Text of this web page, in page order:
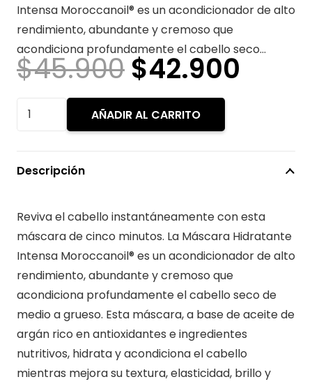
Intensa Moroccanoil® es un acondicionador de alto
rendimiento, abundante y cremoso que
acondiciona profundamente el cabello seco…
$45.900 El
precio
original
era:
$42.900
MOROCCANOIL
MÁSCARA
ULTRALIGERA
AÑADIR AL CARRITO
Descripción
Reviva el cabello instantáneamente con esta
máscara de cinco minutos. La Máscara Hidratante
Intensa Moroccanoil® es un acondicionador de alto
rendimiento, abundante y cremoso que
acondiciona profundamente el cabello seco de
medio a grueso. Esta máscara, a base de aceite de
argán rico en antioxidantes e ingredientes
nutritivos, hidrata y acondiciona el cabello
mientras mejora su textura, elasticidad, brillo y